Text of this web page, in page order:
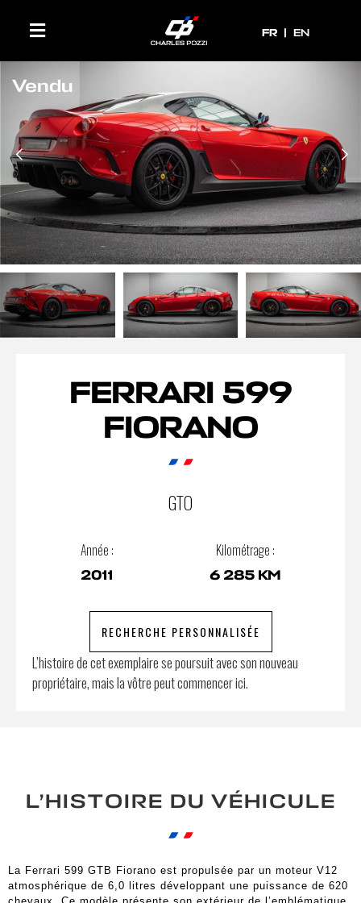
FR
FR EN
Vendu
FERRARI 599
FIORANO
GTO
Année :
2011
Kilométrage :
6 285 KM
RECHERCHE PERSONNALISÉE
L’histoire de cet exemplaire se poursuit avec son nouveau
propriétaire, mais la vôtre peut commencer ici.
L’HISTOIRE DU VÉHICULE
La Ferrari 599 GTB Fiorano est propulsée par un moteur V12
atmosphérique de 6,0 litres développant une puissance de 620
chevaux. Ce modèle présente son extérieur de l’emblématique